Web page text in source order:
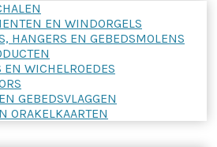
EN WINDORGELS
HANGERS EN GEBEDSMOLENS
EN WICHELROEDES
GEBEDSVLAGGEN
ORAKELKAARTEN